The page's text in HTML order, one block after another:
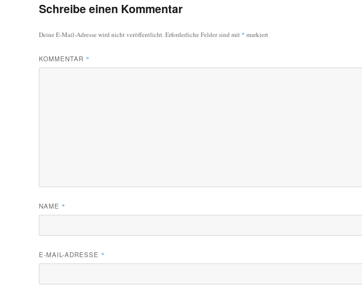
Schreibe einen Kommentar
Deine E-Mail-Adresse wird nicht veröffentlicht.Erforderliche Felder sind mit * markiert
KOMMENTAR *
NAME *
E-MAIL-ADRESSE *